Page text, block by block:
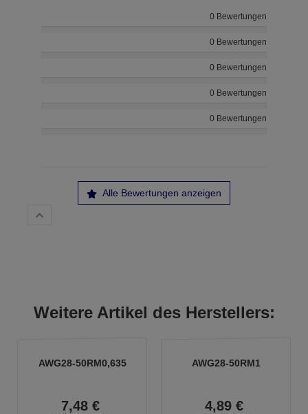
0 Bewertungen
0 Bewertungen
0 Bewertungen
0 Bewertungen
0 Bewertungen
Alle Bewertungen anzeigen
Weitere Artikel des Herstellers:
AWG28-50RM0,635
7,48 €
AWG28-50RM1
4,89 €